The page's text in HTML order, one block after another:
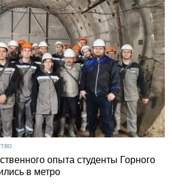
опыта студенты Горного
в метро